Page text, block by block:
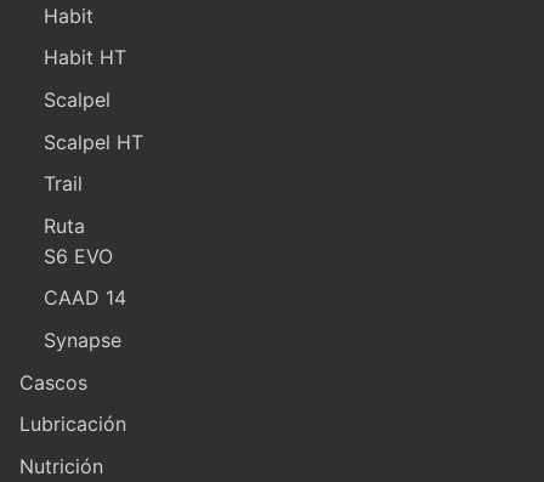
Habit
Habit HT
Scalpel
Scalpel HT
Trail
Ruta
S6 EVO
CAAD 14
Synapse
Cascos
Lubricación
Nutrición